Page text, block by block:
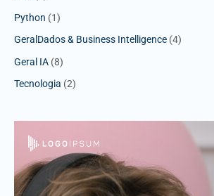
Python (1)
GeralDados & Business Intelligence (4)
Geral IA (8)
Tecnologia (2)